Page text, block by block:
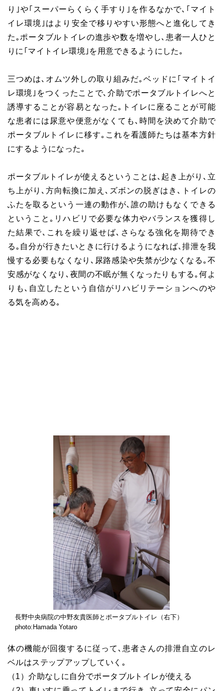
り｣や｢スーパーらくらく手すり｣を作るなかで､｢マイト
イレ環境｣はより安全で移りやすい形態へと進化してき
た｡ポータブルトイレの進歩や数を増やし､患者一人ひと
りに｢マイトイレ環境｣を用意できるようにした｡
三つめは､オムツ外しの取り組みだ｡ベッドに｢マイトイ
レ環境｣をつくったことで､介助でポータブルトイレへと
誘導することが容易となった｡トイレに座ることが可能
な患者には尿意や便意がなくても､時間を決めて介助で
ポータブルトイレに移す｡これを看護師たちは基本方針
にするようになった｡
ポータブルトイレが使えるということは､起き上がり､立
ち上がり､方向転換に加え､ズボンの脱ぎはき､トイレの
ふたを取るという一連の動作が､誰の助けもなくできる
ということ｡リハビリで必要な体力やバランスを獲得し
た結果で､これを繰り返せば､さらなる強化を期待でき
る｡自分が行きたいときに行けるようになれば､排泄を我
慢する必要もなくなり､尿路感染や失禁が少なくなる｡不
安感がなくなり､夜間の不眠が無くなったりもする｡何よ
りも､自立したという自信がリハビリテーションへのや
る気を高める｡
長野中央病院の中野友貴医師とポータブルトイレ（右下）
photo:Hamada Yotaro
体の機能が回復するに従って､患者さんの排泄自立のレ
ベルはステップアップしていく｡
（1）介助なしに自分でポータブルトイレが使える